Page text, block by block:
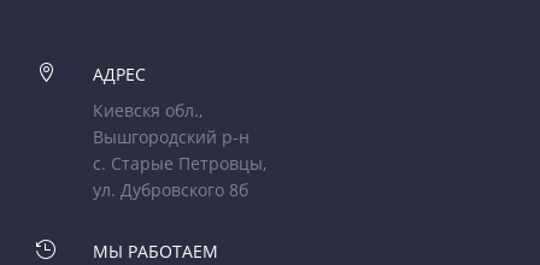

АДРЕС
Киевскя обл.,
Вышгородский р-н
с. Старые Петровцы,
ул. Дубровского 8б

МЫ РАБОТАЕМ